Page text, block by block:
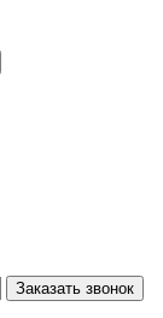
Заказать звонок